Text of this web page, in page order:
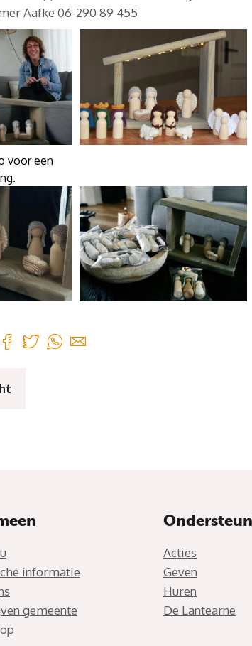
Aafke 06-290 89 455
voor een
informatie
gemeente
Acties
Geven
Huren
De Lantearne